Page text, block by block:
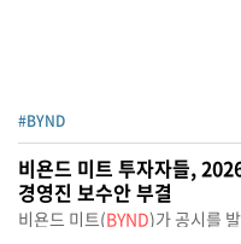
#BYND
비욘드 미트 투자자들,
경영진 보수안 부결
비욘드 미트(BYND